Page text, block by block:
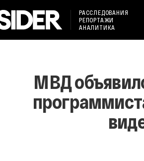
РАССЛЕДОВАНИЯ
РЕПОРТАЖИ
АНАЛИТИКА
МВД